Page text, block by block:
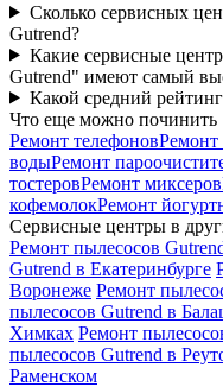
Сколько сервисных
Gutrend?
Какие сервисные
Gutrend" имеют самый
Какой средний
Что еще можно починить
Ремонт телефоновРемонт
водыРемонт
тостеровРемонт миксеров
кофемолокРемонт
Сервисные центры в
Ремонт пылесосов
Gutrend в Екатеринбурге
Воронеже Ремонт
пылесосов Gutrend в
Химках Ремонт
пылесосов Gutrend в
Раменском